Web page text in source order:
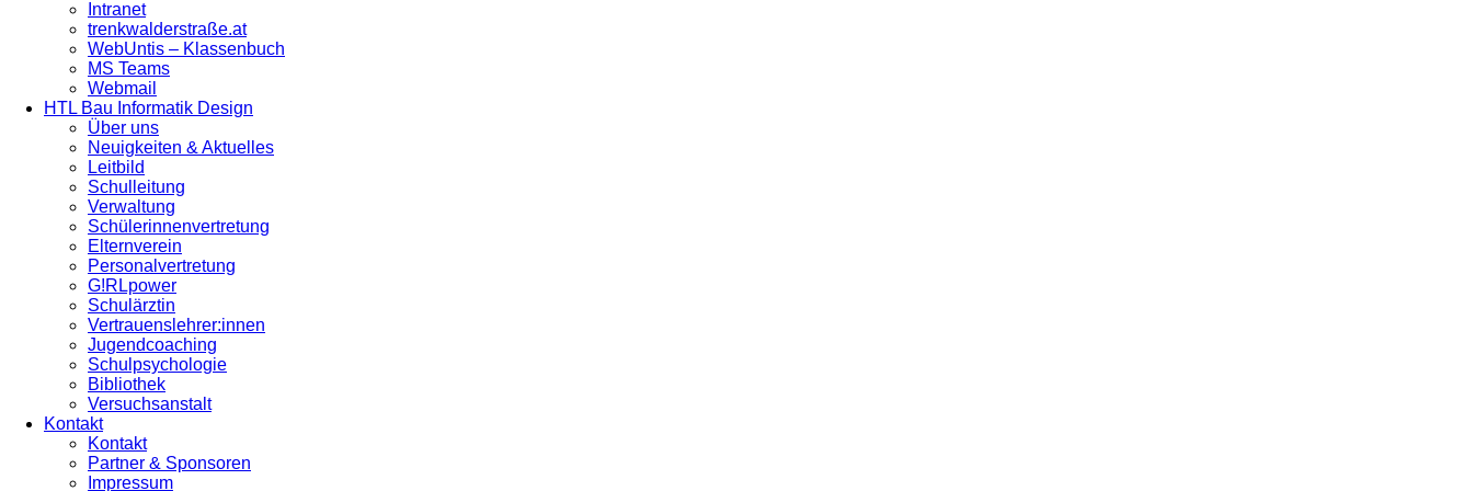
Intranet
trenkwalderstraße.at
WebUntis – Klassenbuch
MS Teams
Webmail
HTL Bau Informatik Design
Über uns
Neuigkeiten & Aktuelles
Leitbild
Schulleitung
Verwaltung
Schülerinnenvertretung
Elternverein
Personalvertretung
G!RLpower
Schulärztin
Vertrauenslehrer:innen
Jugendcoaching
Schulpsychologie
Bibliothek
Versuchsanstalt
Kontakt
Kontakt
Partner & Sponsoren
Impressum